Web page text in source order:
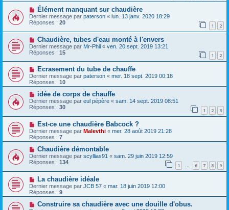
Élément manquant sur chaudière
Dernier message par paterson « lun. 13 janv. 2020 18:29
Réponses : 20 1 2
Chaudière, tubes d'eau monté à l'envers
Dernier message par Mr-Phil « ven. 20 sept. 2019 13:21
Réponses : 15 1 2
Ecrasement du tube de chauffe
Dernier message par paterson « mer. 18 sept. 2019 00:18
Réponses : 10
idée de corps de chauffe
Dernier message par eul pépère « sam. 14 sept. 2019 08:51
Réponses : 30 1 2 3
Est-ce une chaudière Babcock ?
Dernier message par Malevthi « mer. 28 août 2019 21:28
Réponses : 7
Chaudière démontable
Dernier message par scyllias91 « sam. 29 juin 2019 12:59
Réponses : 134 1 … 6 7 8 9
La chaudière idéale
Dernier message par JCB 57 « mar. 18 juin 2019 12:00
Réponses : 9
Construire sa chaudière avec une douille d'obus.